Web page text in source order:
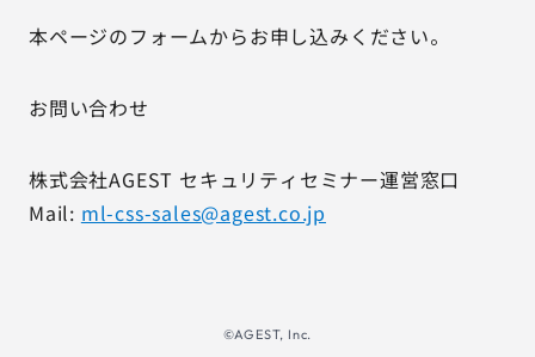
本ページのフォームからお申し込みください。
お問い合わせ
株式会社AGEST セキュリティセミナー運営窓口
Mail: ml-css-sales@agest.co.jp
©AGEST, Inc.